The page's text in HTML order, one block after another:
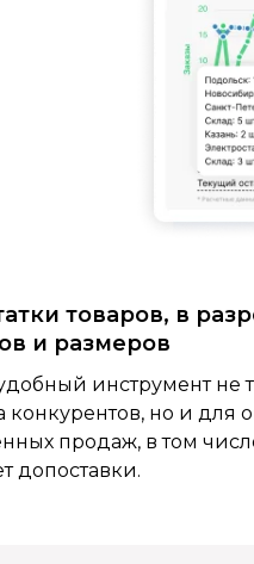
товаров, в
и размеров
инструмент не
конкурентов, но и для
продаж, в том
допоставки.